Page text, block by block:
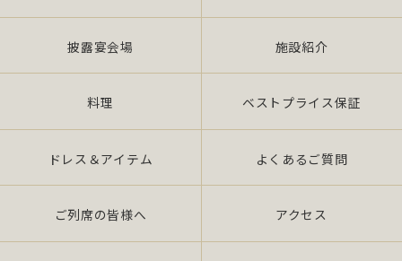
披露宴会場 施設紹介
料理 ベストプライス保証
ドレス＆アイテム よくあるご質問
ご列席の皆様へ アクセス